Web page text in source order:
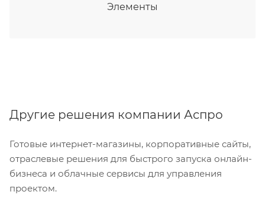
Элементы
Другие решения компании Аспро
Готовые интернет-магазины, корпоративные сайты,
отраслевые решения для быстрого запуска онлайн-
бизнеса и облачные сервисы для управления
проектом.